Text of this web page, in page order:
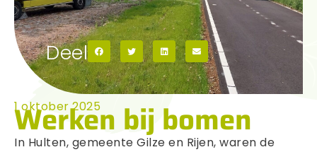
Deel
1 oktober 2025
Werken bij bomen
In Hulten, gemeente Gilze en Rijen, waren de